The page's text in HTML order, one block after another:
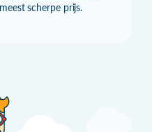
scherpe prijs.